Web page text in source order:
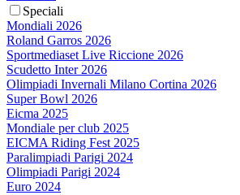
Speciali
Mondiali 2026
Roland Garros 2026
Sportmediaset Live Riccione 2026
Scudetto Inter 2026
Olimpiadi Invernali Milano Cortina 2026
Super Bowl 2026
Eicma 2025
Mondiale per club 2025
EICMA Riding Fest 2025
Paralimpiadi Parigi 2024
Olimpiadi Parigi 2024
Euro 2024